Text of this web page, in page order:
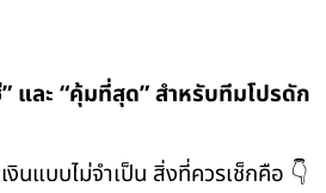
” และ “คุ้มที่สุด” สำหรับทีมโปรดัก
งินแบบไม่จำเป็น สิ่งที่ควรเช็กคือ 👇